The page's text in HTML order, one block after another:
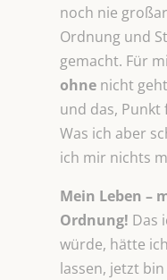
noch nie
Ordnung und
gemacht. Für
ohne nicht
und das,
Was ich aber
ich mir nichts
Mein Leben –
Ordnung! Das
würde, hätte
lassen, jetzt